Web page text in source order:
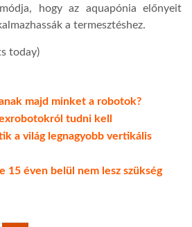
hogy az aquapónia előnyeit
a termesztéshez.
today)
majd minket a robotok?
tudni kell
a világ legnagyobb vertikális
15 éven belül nem lesz szükség